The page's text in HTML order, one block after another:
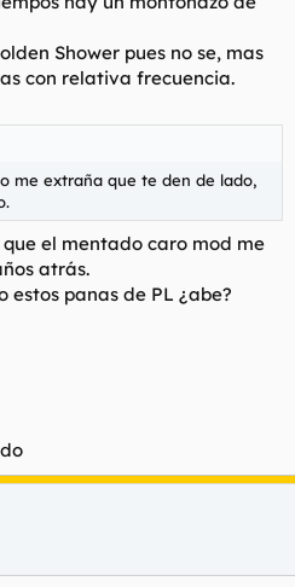
Shower pues no se, mas
con relativa frecuencia.
me extraña que te den de lado,
el mentado caro mod me
atrás.
estos panas de PL ¿abe?